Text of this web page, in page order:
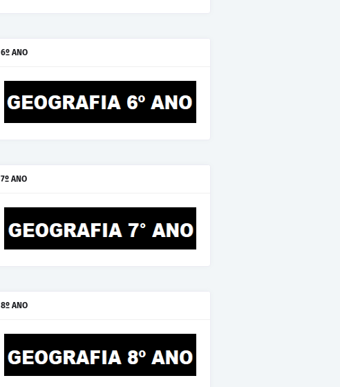
6º ANO
7º ANO
8º ANO